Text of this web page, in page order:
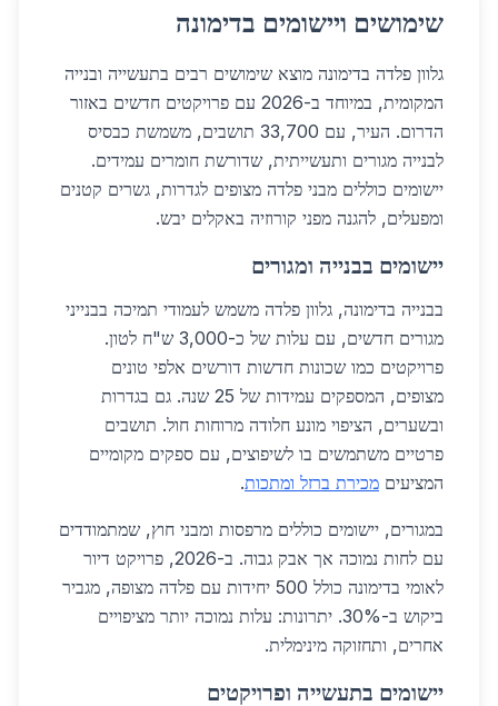
שימושים ויישומים בדימונה
גלוון פלדה בדימונה מוצא שימושים רבים בתעשייה ובנייה
המקומית, במיוחד ב-2026 עם פרויקטים חדשים באזור
הדרום. העיר, עם 33,700 תושבים, משמשת כבסיס
לבנייה מגורים ותעשייתית, שדורשת חומרים עמידים.
יישומים כוללים מבני פלדה מצופים לגדרות, גשרים קטנים
ומפעלים, להגנה מפני קורוזיה באקלים יבש.
יישומים בבנייה ומגורים
בבנייה בדימונה, גלוון פלדה משמש לעמודי תמיכה בבנייני
מגורים חדשים, עם עלות של כ-3,000 ש"ח לטון.
פרויקטים כמו שכונות חדשות דורשים אלפי טונים
מצופים, המספקים עמידות של 25 שנה. גם בגדרות
ובשערים, הציפוי מונע חלודה מרוחות חול. תושבים
פרטיים משתמשים בו לשיפוצים, עם ספקים מקומיים
המציעים מכירת ברזל ומתכות.
במגורים, יישומים כוללים מרפסות ומבני חוץ, שמתמודדים
עם לחות נמוכה אך אבק גבוה. ב-2026, פרויקט דיור
לאומי בדימונה כולל 500 יחידות עם פלדה מצופה, מגביר
ביקוש ב-30%. יתרונות: עלות נמוכה יותר מציפויים
אחרים, ותחזוקה מינימלית.
יישומים בתעשייה ופרויקטים